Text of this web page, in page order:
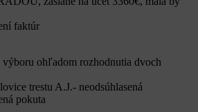
faktúr
ohľadom rozhodnutia dvoch
trestu A.J.- neodsúhlasená
pokuta